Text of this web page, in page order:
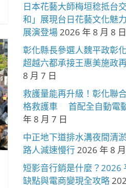
日本花藝大師梅垣稔抵台
和」展現台日花藝文化魅
展演登場2026 年 8 月 8 日
彰化縣長參選人魏平政彰
超越六都承接王惠美施政
8 月 7 日
救護量能再升級！彰化聯
格救護車 首配全自動電
年 8 月 7 日
中正地下道排水溝夜間清
路人減速慢行2026 年 8
短影音行銷是什麼？2026
缺點與電商變現全攻略